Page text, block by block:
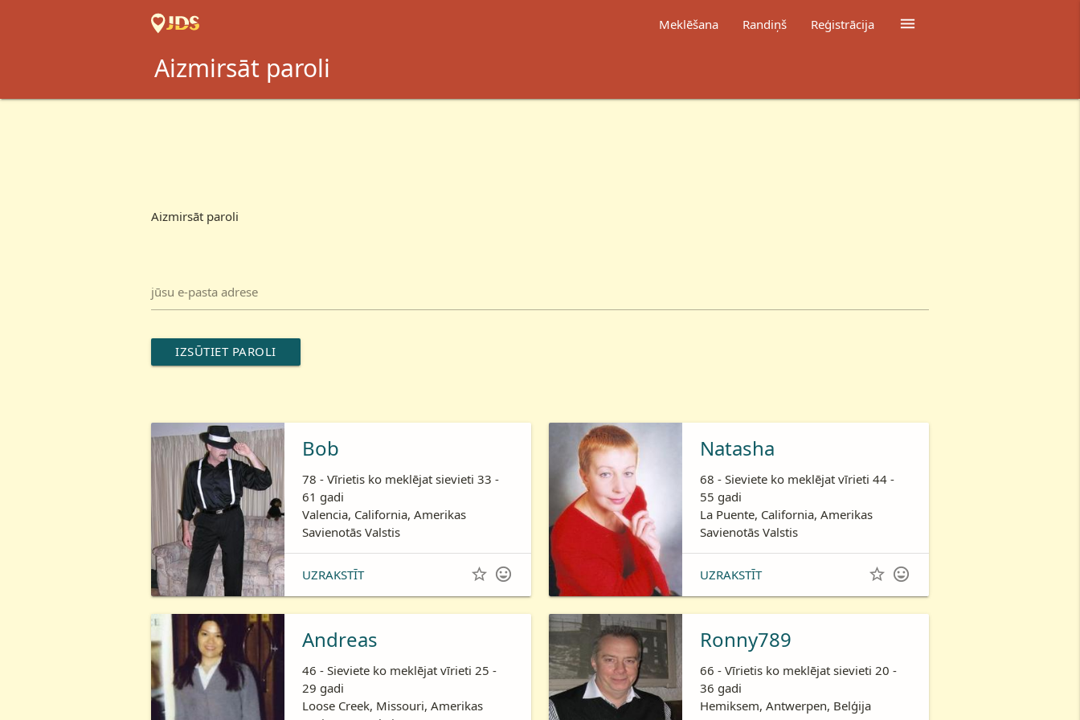

Meklēšana Randiņš Reģistrācija
Aizmirsāt paroli
Aizmirsāt paroli
jūsu e-pasta adrese
IZSŪTIET PAROLI
Bob
78 - Vīrietis ko meklējat sievieti 33 -
61 gadi
Valencia, California, Amerikas
Savienotās Valstis
UZRAKSTĪT  
Natasha
68 - Sieviete ko meklējat vīrieti 44 -
55 gadi
La Puente, California, Amerikas
Savienotās Valstis
UZRAKSTĪT  
Andreas
46 - Sieviete ko meklējat vīrieti 25 -
29 gadi
Loose Creek, Missouri, Amerikas
Ronny789
66 - Vīrietis ko meklējat sievieti 20 -
36 gadi
Hemiksem, Antwerpen, Belģija